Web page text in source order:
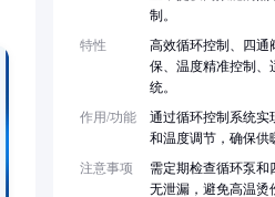
制。
特性
高效循环控制、四通
保、温度精准控制、
统。
作用/功能
通过循环控制系统实
和温度调节，确保供
注意事项
需定期检查循环泵和
无泄漏，避免高温烫